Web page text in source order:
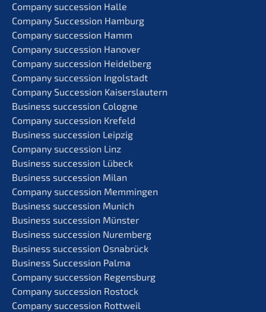
Compa­ny succes­si­on Halle
Compa­ny Succes­si­on Hamburg
Compa­ny succes­si­on Hamm
Compa­ny succes­si­on Hanover
Compa­ny succes­si­on Heidelberg
Compa­ny succes­si­on Ingolstadt
Compa­ny Succes­si­on Kaiserslautern
Business succes­si­on Cologne
Compa­ny succes­si­on Krefeld
Business succes­si­on Leipzig
Compa­ny succes­si­on Linz
Business succes­si­on Lübeck
Business succes­si­on Milan
Compa­ny succes­si­on Memmingen
Business succes­si­on Munich
Business succes­si­on Münster
Business succes­si­on Nuremberg
Business succes­si­on Osnabrück
Business Succes­si­on Palma
Compa­ny succes­si­on Regensburg
Compa­ny succes­si­on Rostock
Compa­ny succes­si­on Rottweil